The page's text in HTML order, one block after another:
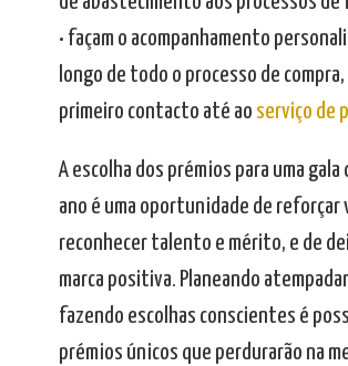
• façam o acompanhamento
longo de todo o processo de
primeiro contacto até ao serviço de
A escolha dos prémios para uma gala
ano é uma oportunidade de reforçar
reconhecer talento e mérito, e de
marca positiva. Planeando
fazendo escolhas conscientes é
prémios únicos que perdurarão na